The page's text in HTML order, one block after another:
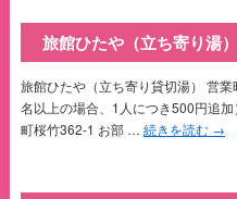
旅館ひたや（立ち寄り湯）
旅館ひたや（立ち寄り貸切湯）
名以上の場合、1人につき500円追
町桜竹362-1 お部 … 続きを読む →